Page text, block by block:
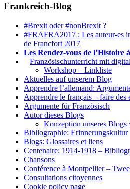
Frankreich-Blog
#Brexit oder #nonBrexit ?
#FRAFRA2017 : Les auteur-es
de Francfort 2017
Les Rendez-vous de l’Histoire
Französischunterricht mit
Workshop – Linkliste
Aktuelles auf unserem Blog
Apprendre l’allemand:
Apprendre le français – faire des
Argumente für Französisch
Autor dieses Blogs
Konzeption unseres
Bibliographie: Erinnerungskultur
Blogs: Glossaires et liens
Centenaire: 1914-1918 –
Chansons
Conférence à Montpellier –
Consultations citoyennes
Cookie policy page